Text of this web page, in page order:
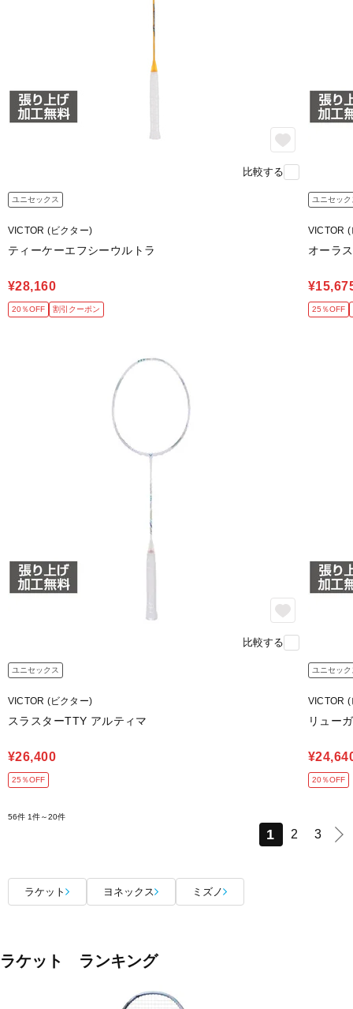
比較する
ユニセックス
VICTOR (ビクター)
ティーケーエフシーウルトラ
¥28,160
20％OFF 割引クーポン
ユニセック
VICTOR
オーラ
25％OFF
比較する
ユニセックス
VICTOR (ビクター)
スラスターTTY アルティマ
¥26,400
25％OFF
ユニセック
VICTOR
リュー
20％OFF
56件 1件～20件
1 2 3
ラケット ヨネックス ミズノ
ラケット ランキング